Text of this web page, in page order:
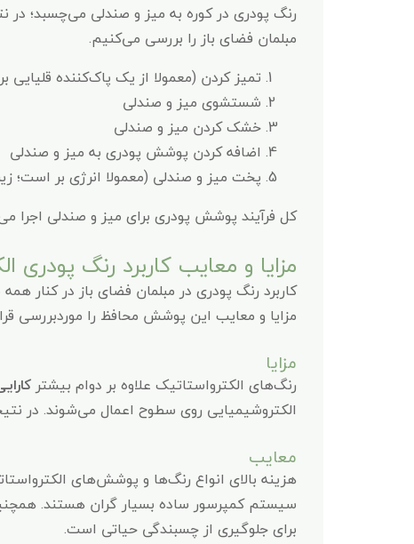
رنگ پودری در کوره به میز و صندلی می‌چسبد؛ در
مبلمان فضای باز را بررسی می‌کنیم.
تمیز کردن (معمولا از یک پاک‌کننده قلیایی
شستشوی میز و صندلی
خشک کردن میز و صندلی
اضافه کردن پوشش پودری به میز و صندلی
پخت میز و صندلی (معمولا انرژی بر است؛
کل فرآیند پوشش پودری برای میز و صندلی اجرا
مزایا و معایب کاربرد رنگ پودری
مزایا و معایب این پوشش محافظ را موردبررسی
مزایا
رنگ‌های الکترواستاتیک علاوه بر دوام بیشتر
الکتروشیمیایی روی سطوح اعمال می‌شوند. در
معایب
هزینه بالای انواع رنگ‌ها و پوشش‌های
سیستم کمپرسور ساده بسیار گران هستند.
برای جلوگیری از چسبندگی حیاتی است.